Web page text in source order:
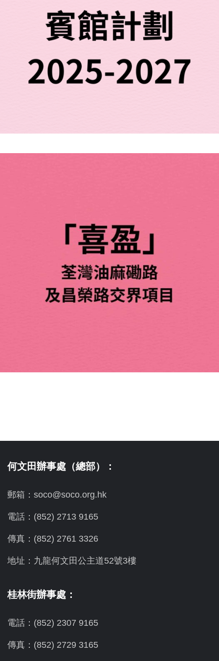
何文田辦事處（總部）：
郵箱：soco@soco.org.hk
電話：(852) 2713 9165
傳真：(852) 2761 3326
地址：九龍何文田公主道52號3樓
桂林街辦事處：
電話：(852) 2307 9165
傳真：(852) 2729 3165